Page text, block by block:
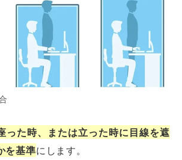
った時、または立った時に目線を遮
を基準にします。